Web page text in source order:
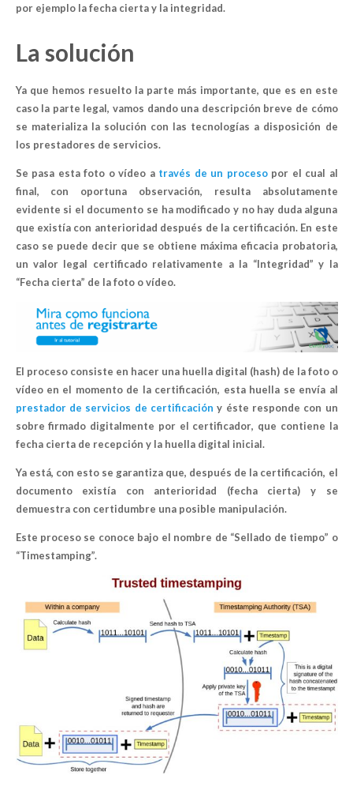
por ejemplo la fecha cierta y la integridad.
La solución
Ya que hemos resuelto la parte más importante, que es en este
caso la parte legal, vamos dando una descripción breve de cómo
se materializa la solución con las tecnologías a disposición de
los prestadores de servicios.
Se pasa esta foto o vídeo a través de un procesopor el cual al
final, con oportuna observación, resulta absolutamente
evidente si el documento se ha modificado y no hay duda alguna
que existía con anterioridad después de la certificación. En este
caso se puede decir que se obtiene máxima eficacia probatoria,
un valor legal certificadorelativamente a la “Integridad” y la
“Fecha cierta” de la foto o vídeo.
El proceso consiste en hacer una huella digital (hash) de la foto o
vídeo en el momento de la certificación, esta huella se envía al
prestador de servicios de certificación y éste responde con un
sobrefirmado digitalmente por el certificador, que contiene la
fecha cierta de recepción y la huella digital inicial.
Ya está, con esto se garantiza que, después de la certificación, el
documento existía con anterioridad (fecha cierta) y se
demuestra con certidumbre una posible manipulación.
Este proceso se conoce bajo el nombre de “Sellado de tiempo” o
“Timestamping”.